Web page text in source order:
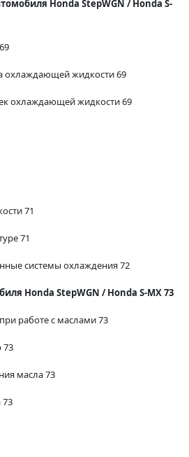
Honda StepWGN / Honda S-
охлаждающей жидкости 69
охлаждающей жидкости 69
71
71
системы охлаждения 72
Honda StepWGN / Honda S-MX 73
работе с маслами 73
73
масла 73
73